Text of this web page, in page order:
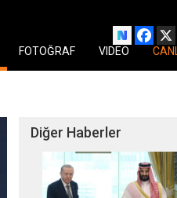
FOTOĞRAF VIDEO
Diğer Haberler